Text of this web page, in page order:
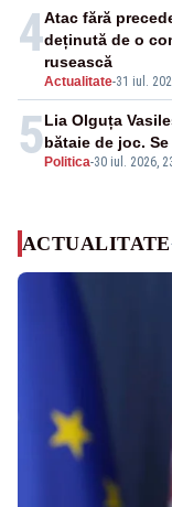
4
Actualitate-31 iul.
Atac fără
deținută de o
rusească
5 Politica-30 iul. 2026,
Lia Olguța
bătaie de joc.
ACTUALITATE